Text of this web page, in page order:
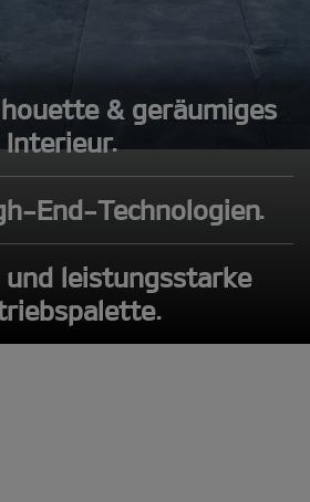
& geräumiges
Interieur.
End-Technologien.
leistungsstarke